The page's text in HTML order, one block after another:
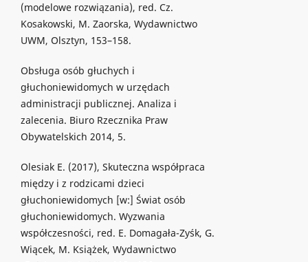
(modelowe rozwiązania), red. Cz.
Kosakowski, M. Zaorska, Wydawnictwo
UWM, Olsztyn, 153–158.
Obsługa osób głuchych i
głuchoniewidomych w urzędach
administracji publicznej. Analiza i
zalecenia. Biuro Rzecznika Praw
Obywatelskich 2014, 5.
Olesiak E. (2017), Skuteczna współpraca
między i z rodzicami dzieci
głuchoniewidomych [w:] Świat osób
głuchoniewidomych. Wyzwania
współczesności, red. E. Domagała-Zyśk, G.
Wiącek, M. Książek, Wydawnictwo